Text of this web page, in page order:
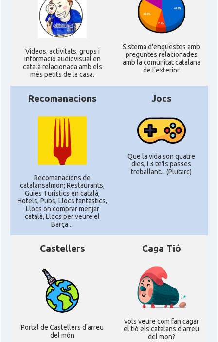
Ví­deos, activitats, grups i
informació audiovisual en
català relacionada amb els
més petits de la casa.
Sistema d'enquestes amb
preguntes relacionades
amb la comunitat catalana
de l'exterior
Recomanacions
Recomanacions de
catalansalmon; Restaurants,
Guies Turístics en català,
Hotels, Pubs, Llocs fantàstics,
Llocs on comprar menjar
català, Llocs per veure el
Barça ...
Jocs
Que la vida son quatre
dies, i 3 te'ls passes
treballant... (Plutarc)
Castellers
Portal de Castellers d'arreu
del món
Caga Tió
vols veure com fan cagar
el tió els catalans d'arreu
del mon?